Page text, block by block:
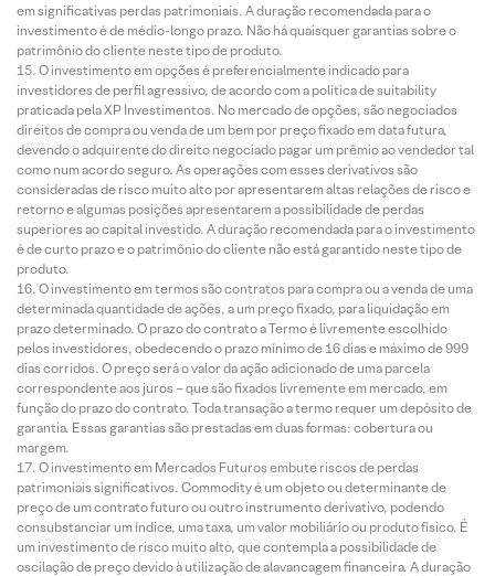
em significativas perdas patrimoniais. A duração recomendada para o
investimento é de médio-longo prazo. Não há quaisquer garantias sobre o
patrimônio do cliente neste tipo de produto.
O investimento em opções é preferencialmente indicado para
investidores de perfil agressivo, de acordo com a política de suitability
praticada pela XP Investimentos. No mercado de opções, são negociados
direitos de compra ou venda de um bem por preço fixado em data futura,
devendo o adquirente do direito negociado pagar um prêmio ao vendedor tal
como num acordo seguro. As operações com esses derivativos são
consideradas de risco muito alto por apresentarem altas relações de risco e
retorno e algumas posições apresentarem a possibilidade de perdas
superiores ao capital investido. A duração recomendada para o investimento
é de curto prazo e o patrimônio do cliente não está garantido neste tipo de
produto.
O investimento em termos são contratos para compra ou a venda de uma
determinada quantidade de ações, a um preço fixado, para liquidação em
prazo determinado. O prazo do contrato a Termo é livremente escolhido
pelos investidores, obedecendo o prazo mínimo de 16 dias e máximo de 999
dias corridos. O preço será o valor da ação adicionado de uma parcela
correspondente aos juros – que são fixados livremente em mercado, em
função do prazo do contrato. Toda transação a termo requer um depósito de
garantia. Essas garantias são prestadas em duas formas: cobertura ou
margem.
O investimento em Mercados Futuros embute riscos de perdas
patrimoniais significativos. Commodity é um objeto ou determinante de
preço de um contrato futuro ou outro instrumento derivativo, podendo
consubstanciar um índice, uma taxa, um valor mobiliário ou produto físico. É
um investimento de risco muito alto, que contempla a possibilidade de
oscilação de preço devido à utilização de alavancagem financeira. A duração